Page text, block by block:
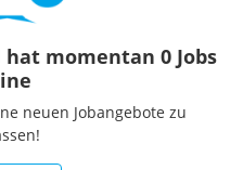
momentan 0 Jobs
neuen Jobangebote zu